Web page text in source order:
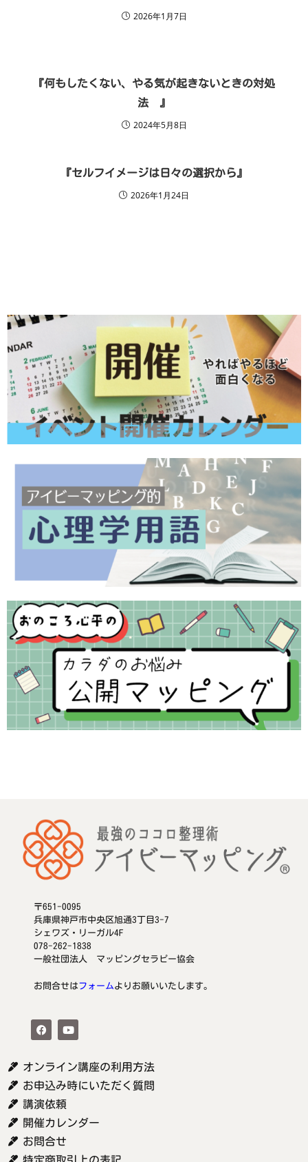
2026年1月7日
『何もしたくない、やる気が起きないときの対処
法 』
2024年5月8日
『セルフイメージは日々の選択から』
2026年1月24日
〒651-0095
兵庫県神戸市中央区旭通3丁目3-7
シェワズ・リーガル4F
078-262-1838
一般社団法人 マッピングセラピー協会
お問合せはフォームよりお願いいたします。
オンライン講座の利用方法
お申込み時にいただく質問
講演依頼
開催カレンダー
お問合せ
特定商取引上の表記